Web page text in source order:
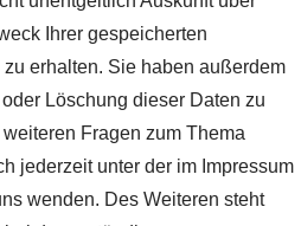
Ihrer gespeicherten
erhalten. Sie haben außerdem
Löschung dieser Daten zu
Fragen zum Thema
jederzeit unter der im Impressum
wenden. Des Weiteren steht